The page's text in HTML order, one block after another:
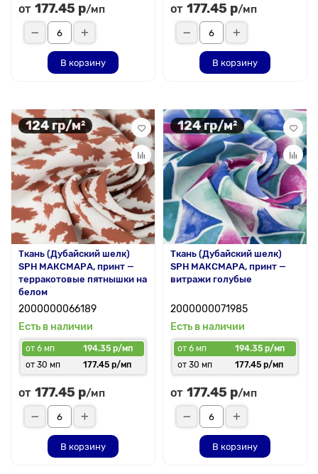
от 177.45 р/мп
В корзину
от 177.45 р/мп
В корзину
124 гр/м²
Ткань (Дубайский шелк)
SPH МАКСМАРА, принт —
терракотовые пятнышки на
белом
2000000066189
Есть в наличии
от 6 мп
194.35 р/мп
от 30 мп
177.45 р/мп
от 177.45 р/мп
В корзину
124 гр/м²
Ткань (Дубайский шелк)
SPH МАКСМАРА, принт —
витражи голубые
2000000071985
Есть в наличии
от 6 мп
194.35 р/мп
от 30 мп
177.45 р/мп
от 177.45 р/мп
В корзину